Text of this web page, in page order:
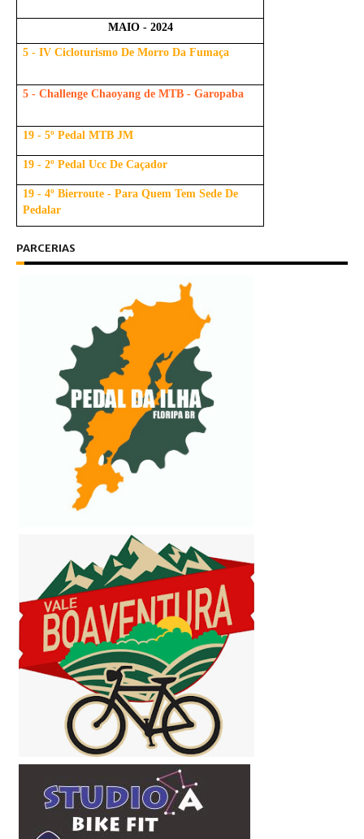
MAIO - 2024
5 - IV Cicloturismo De Morro Da Fumaça
5 - Challenge Chaoyang de MTB - Garopaba
19 - 5º Pedal MTB JM
19 - 2º Pedal Ucc De Caçador
19 - 4º Bierroute - Para Quem Tem Sede De
Pedalar
PARCERIAS